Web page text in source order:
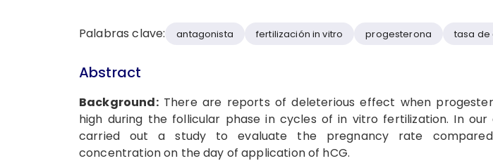
Palabras clave: antagonista fertilización in vitro progesterona tasa de
Abstract
Background:There are reports of deleterious effect when
high during the follicular phase in cycles of in vitro fertilization. In
carried out a study to evaluate the pregnancy rate
concentration on the day of application of hCG.